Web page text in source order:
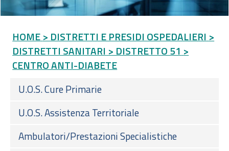
HOME > DISTRETTI E PRESIDI OSPEDALIERI >
DISTRETTI SANITARI > DISTRETTO 51 >
CENTRO ANTI-DIABETE
U.O.S. Cure Primarie
U.O.S. Assistenza Territoriale
Ambulatori/Prestazioni Specialistiche